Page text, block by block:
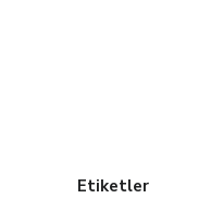
Etiketler